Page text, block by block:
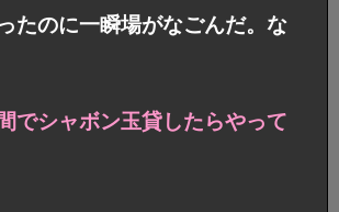
たのに一瞬場がなごんだ。な
でシャボン玉貸したらやって